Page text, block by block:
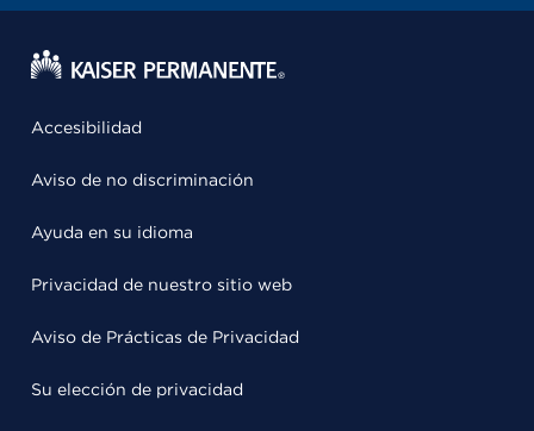
Accesibilidad
Aviso de no discriminación
Ayuda en su idioma
Privacidad de nuestro sitio web
Aviso de Prácticas de Privacidad
Su elección de privacidad